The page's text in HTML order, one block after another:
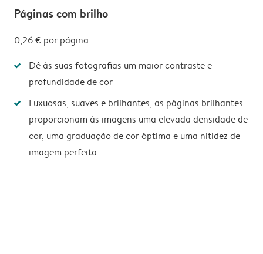
Páginas com brilho
0,26 € por página
Dê às suas fotografias um maior contraste e
profundidade de cor
Luxuosas, suaves e brilhantes, as páginas brilhantes
proporcionam às imagens uma elevada densidade de
cor, uma graduação de cor óptima e uma nitidez de
imagem perfeita